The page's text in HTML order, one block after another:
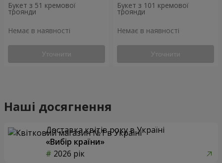
Букет з 51 кремової
троянди
Немає в наявності
Уточнити
Букет з 101 кремової
троянди
Немає в наявності
Уточнити
Наші досягнення
Доставка квітів року в Україні
«Вибір країни»
2026 рік